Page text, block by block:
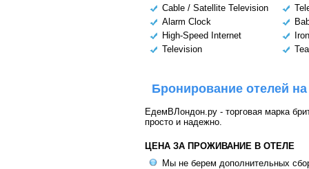
Cable / Satellite Television
Alarm Clock
High-Speed Internet
Television
Бронирование отелей
ЕдемВЛондон.ру - торговая марка
просто и надежно.
ЦЕНА ЗА ПРОЖИВАНИЕ В ОТЕЛЕ
Мы не берем дополнительных